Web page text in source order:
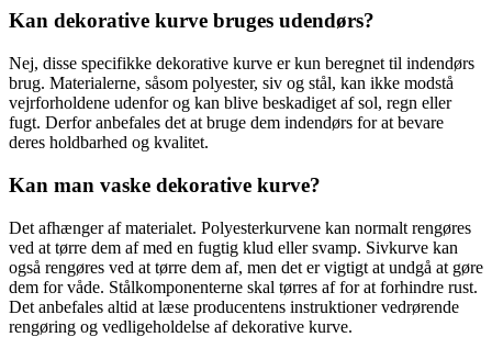
Kan dekorative kurve bruges udendørs?
Nej, disse specifikke dekorative kurve er kun beregnet til indendørs
brug. Materialerne, såsom polyester, siv og stål, kan ikke modstå
vejrforholdene udenfor og kan blive beskadiget af sol, regn eller
fugt. Derfor anbefales det at bruge dem indendørs for at bevare
deres holdbarhed og kvalitet.
Kan man vaske dekorative kurve?
Det afhænger af materialet. Polyesterkurvene kan normalt rengøres
ved at tørre dem af med en fugtig klud eller svamp. Sivkurve kan
også rengøres ved at tørre dem af, men det er vigtigt at undgå at gøre
dem for våde. Stålkomponenterne skal tørres af for at forhindre rust.
Det anbefales altid at læse producentens instruktioner vedrørende
rengøring og vedligeholdelse af dekorative kurve.